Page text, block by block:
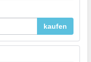
kaufen